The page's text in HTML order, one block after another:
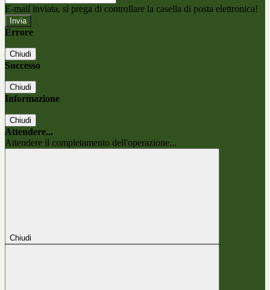
E-mail inviata, si prega di controllare la casella di posta elettronica!
Errore
Chiudi
Successo
Chiudi
Informazione
Chiudi
Attendere...
Attendere il completamento dell'operazione...
Chiudi